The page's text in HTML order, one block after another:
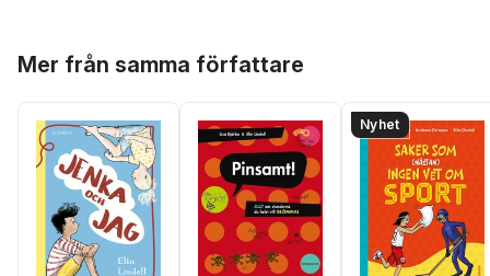
Mer från samma författare
Nyhet